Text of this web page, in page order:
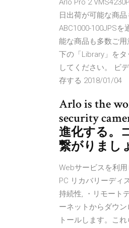
Arlo Pro 2
日出荷が可能な商
ABC1000-100JPS
能な商品も多数ご
下の「Library」を
してください。 ビ
存する 2018/01/04
Arlo is the
security
進化する。
繋がりまし
Webサービスを利
PC リカバリーディ
持続性, ・リモート
ーネットからダウ
トールします。こ